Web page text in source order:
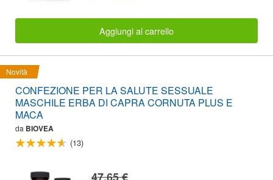
Aggiungi al carrello
Novità
CONFEZIONE PER LA SALUTE SESSUALE
MASCHILE ERBA DI CAPRA CORNUTA PLUS E
MACA
da BIOVEA
(13)